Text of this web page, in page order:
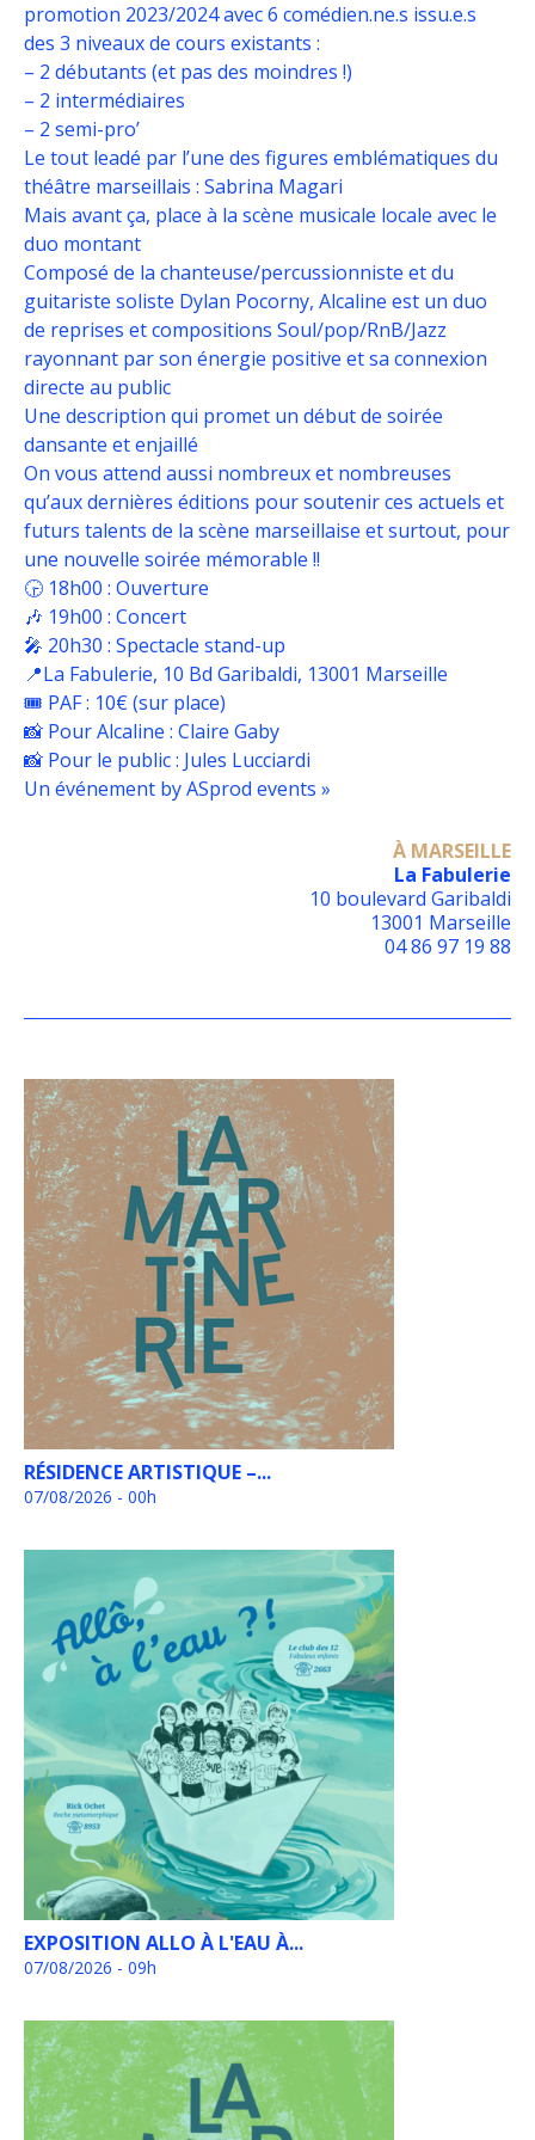
promotion 2023/2024 avec 6 comédien.ne.s issu.e.s
des 3 niveaux de cours existants :
– 2 débutants (et pas des moindres !)
– 2 intermédiaires
– 2 semi-pro’
Le tout leadé par l’une des figures emblématiques du
théâtre marseillais : Sabrina Magari
Mais avant ça, place à la scène musicale locale avec le
duo montant
Composé de la chanteuse/percussionniste et du
guitariste soliste Dylan Pocorny, Alcaline est un duo
de reprises et compositions Soul/pop/RnB/Jazz
rayonnant par son énergie positive et sa connexion
directe au public
Une description qui promet un début de soirée
dansante et enjaillé
On vous attend aussi nombreux et nombreuses
qu’aux dernières éditions pour soutenir ces actuels et
futurs talents de la scène marseillaise et surtout, pour
une nouvelle soirée mémorable !!
🕞 18h00 : Ouverture
🎶 19h00 : Concert
🎤 20h30 : Spectacle stand-up
📍La Fabulerie, 10 Bd Garibaldi, 13001 Marseille
🎟️ PAF : 10€ (sur place)
📸 Pour Alcaline : Claire Gaby
📸 Pour le public : Jules Lucciardi
Un événement by ASprod events »
À MARSEILLE
La Fabulerie
10 boulevard Garibaldi
13001 Marseille
04 86 97 19 88
RÉSIDENCE ARTISTIQUE –...
07/08/2026 - 00h
EXPOSITION ALLO À L'EAU À...
07/08/2026 - 09h